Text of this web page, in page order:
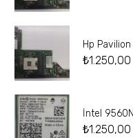
Hp
₺1.250,00
İntel
₺1.250,00